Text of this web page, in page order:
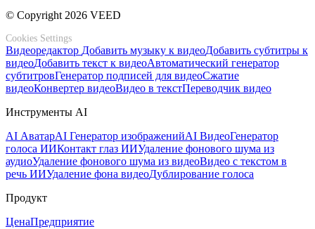
© Copyright 2026 VEED
Cookies Settings
Видеоредактор Добавить музыку к видеоДобавить субтитры к
видеоДобавить текст к видеоАвтоматический генератор
субтитровГенератор подписей для видеоСжатие
видеоКонвертер видеоВидео в текстПереводчик видео
Инструменты AI
AI АватарAI Генератор изображенийAI ВидеоГенератор
голоса ИИКонтакт глаз ИИУдаление фонового шума из
аудиоУдаление фонового шума из видеоВидео с текстом в
речь ИИУдаление фона видеоДублирование голоса
Продукт
ЦенаПредприятие